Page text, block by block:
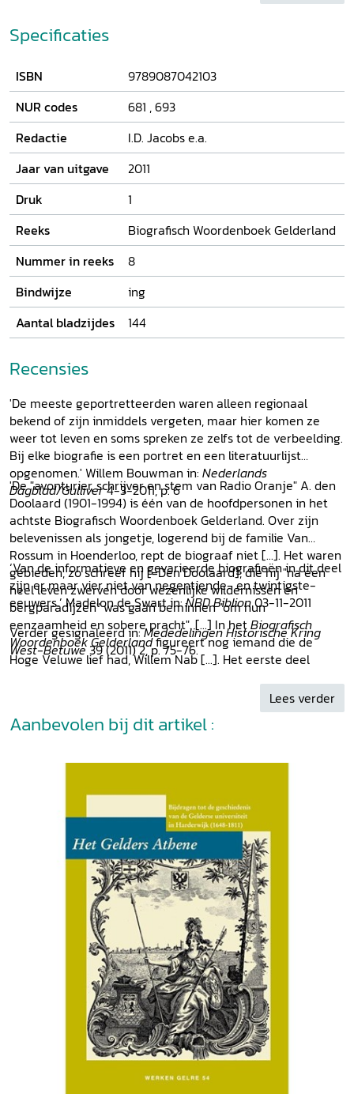
beschrevenen zijn divers: advocaat, antroposoof, archivaris,
boer, burgemeester, dirigent, houtskoolbrander,
landmeter, memorialist, minister, onderwijzer, piëtist,
schrijver, zanger. HetBiografisch Woordenboek Gelderland
wordt afgesloten met cumulatieve registers op alle reeds
verschenen delen.
Specificaties
ISBN
9789087042103
NUR codes
681 ,693
Redactie
I.D. Jacobs e.a.
Jaar van uitgave
2011
Druk
1
Reeks
Biografisch Woordenboek Gelderland
Nummer in reeks
8
Bindwijze
ing
Aantal bladzijdes
144
Recensies
'De meeste geportretteerden waren alleen regionaal
bekend of zijn inmiddels vergeten, maar hier komen ze
weer tot leven en soms spreken ze zelfs tot de verbeelding.
Bij elke biografie is een portret en een literatuurlijst
opgenomen.' Willem Bouwman in: Nederlands
Dagblad/Gulliver4-3-2011, p. 6
'De "avonturier, schrijver en stem van Radio Oranje" A. den
Doolaard (1901-1994) is één van de hoofdpersonen in het
achtste Biografisch Woordenboek Gelderland. Over zijn
belevenissen als jongetje, logerend bij de familie Van
Rossum in Hoenderloo, rept de biograaf niet [...]. Het waren
gebieden, zo schreef hij [=Den Doolaard], die hij "na een
heel leven zwerven door wezenlijke wildernissen en
bergparadijzen" was gaan beminnen "om hun
eenzaamheid en sobere pracht". [...] In hetBiografisch
Woordenboek Gelderlandfigureert nog iemand die de
Hoge Veluwe lief had, Willem Nab [...]. Het eerste deel
gepubliceerd. Daarmee is het BWG een niet meer weg te
denken naslagwerk voor de geschiedenis van de provincie
Gelderland vanaf de middeleeuwen tot en met de 20ste
(2011) 1, p. 21
‘Van de informatieve en gevarieerde biografieën in dit deel
zijn er maar vier niet van negentiende- en twintigste-
eeuwers.’ Madelon de Swart in:NBD Biblion03-11-2011
Verder gesignaleerd in:Mededelingen Historische Kring
West-Betuwe39 (2011) 2, p. 75-76.
Lees verder
Aanbevolen bij dit artikel :